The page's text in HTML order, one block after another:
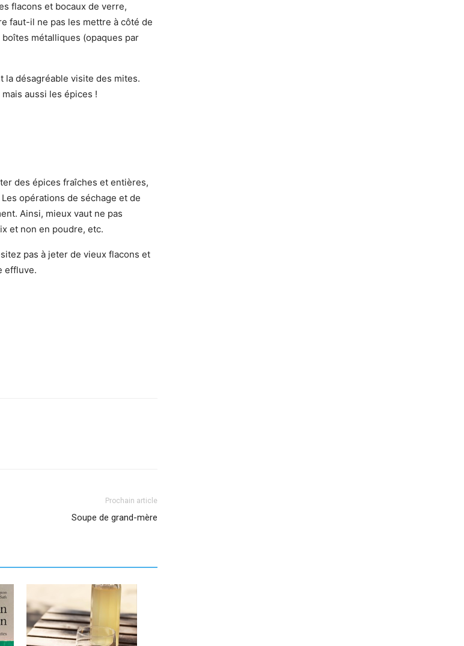
flacons et bocaux de verre,
faut-il ne pas les mettre à côté de
métalliques (opaques par
désagréable visite des mites.
mais aussi les épices !
des épices fraîches et entières,
opérations de séchage et de
Ainsi, mieux vaut ne pas
et non en poudre, etc.
pas à jeter de vieux flacons et
effluve.
Prochain article
Soupe de grand-mère